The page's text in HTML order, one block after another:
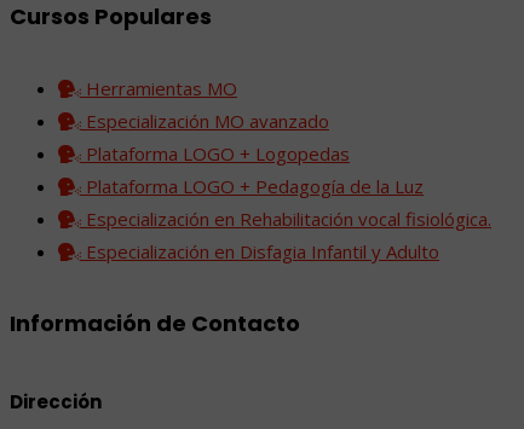
Cursos Populares
Herramientas MO
Especialización MO avanzado
Plataforma LOGO + Logopedas
Plataforma LOGO + Pedagogía de la Luz
Especialización en Rehabilitación vocal fisiológica.
Especialización en Disfagia Infantil y Adulto
Información de Contacto
Dirección